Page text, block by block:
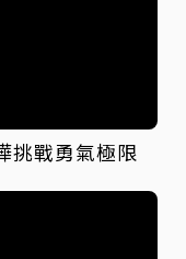
挑戰勇氣極限